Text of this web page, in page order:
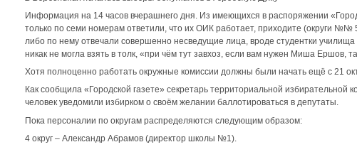
Информация на 14 часов вчерашнего дня. Из имеющихся в распоряжении
только по семи номерам ответили, что их ОИК работает, приходите (округи
либо по нему отвечали совершенно несведущие лица, вроде студентки
никак не могла взять в толк, «при чём тут завхоз, если вам нужен Миша Ершов,
Хотя полноценно работать окружные комиссии должны были начать ещё с 21
Как сообщила «Городской газете» секретарь территориальной
человек уведомили избирком о своём желании баллотироваться в депутаты.
Пока персоналии по округам распределяются следующим образом:
4 округ – Александр Абрамов (директор школы №1).